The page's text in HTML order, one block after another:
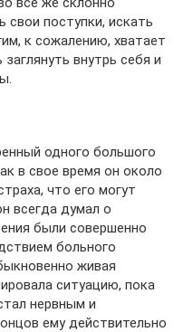
поступки, искать
к сожалению, хватает
внутрь себя и
одного большого
в свое время он около
что его могут
всегда думал о
были совершенно
больного
живая
ситуацию, пока
нервным и
ему действительно